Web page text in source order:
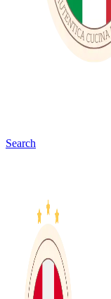
Search